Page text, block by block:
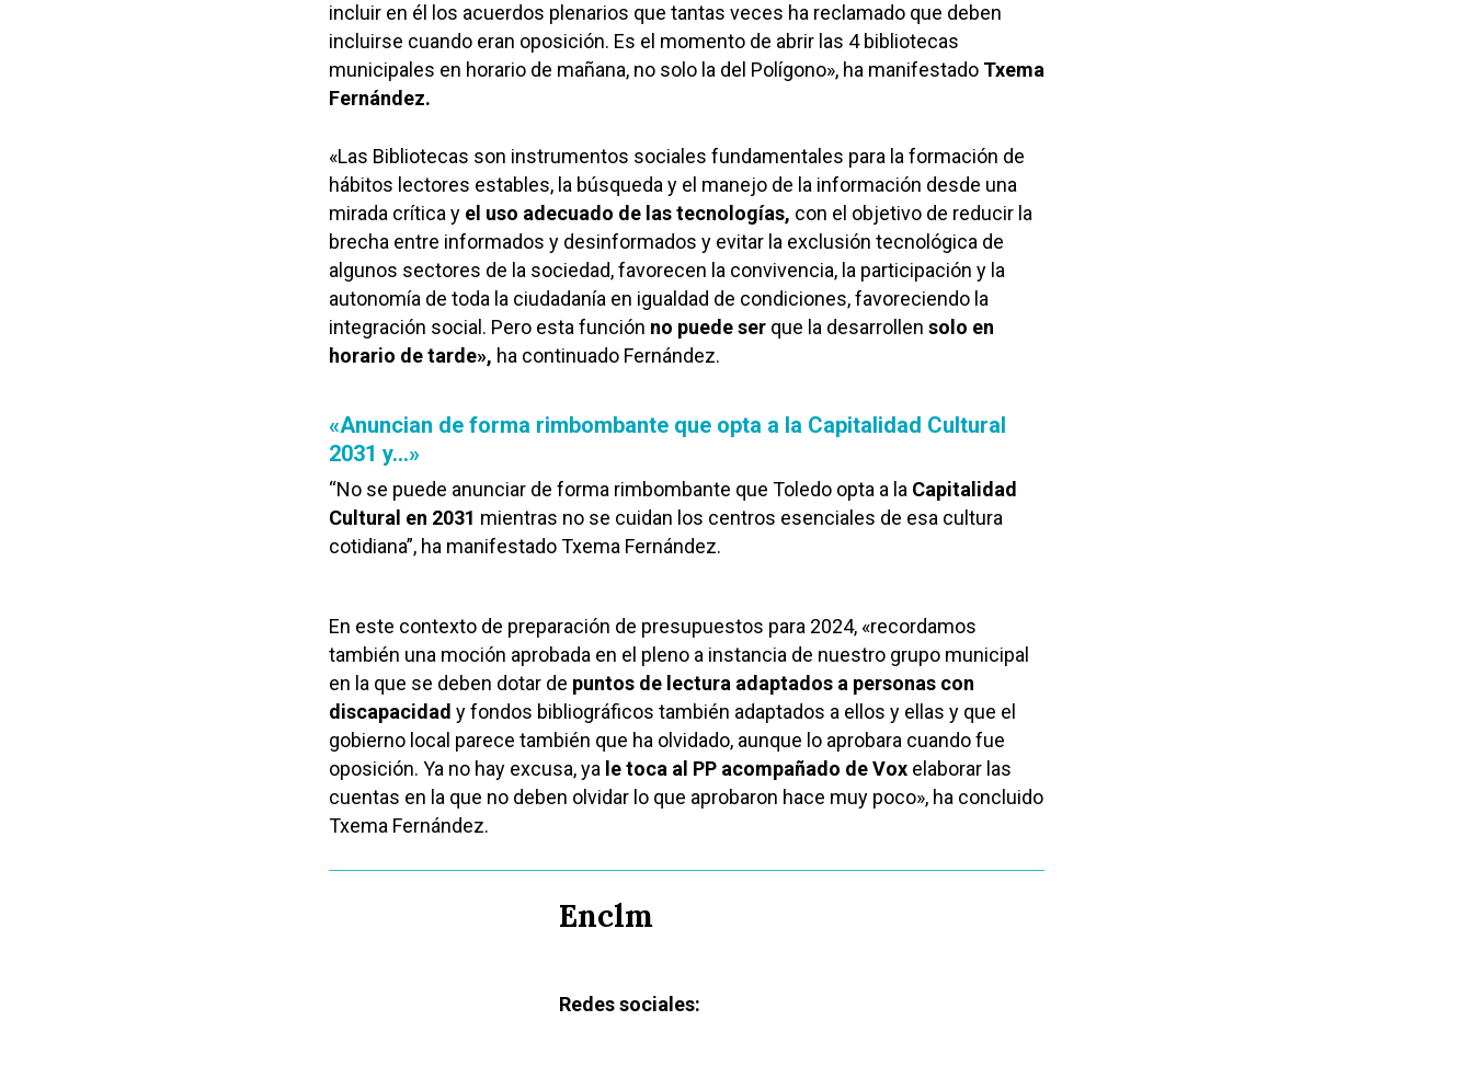
incluir en él los acuerdos plenarios que tantas veces ha reclamado que deben
incluirse cuando eran oposición. Es el momento de abrir las 4 bibliotecas
municipales en horario de mañana, no solo la del Polígono», ha manifestado Txema
Fernández.
«Las Bibliotecas son instrumentos sociales fundamentales para la formación de
hábitos lectores estables, la búsqueda y el manejo de la información desde una
mirada crítica y el uso adecuado de las tecnologías, con el objetivo de reducir la
brecha entre informados y desinformados y evitar la exclusión tecnológica de
algunos sectores de la sociedad, favorecen la convivencia, la participación y la
autonomía de toda la ciudadanía en igualdad de condiciones, favoreciendo la
integración social. Pero esta función no puede ser que la desarrollen solo en
horario de tarde», ha continuado Fernández.
«Anuncian de forma rimbombante que opta a la Capitalidad Cultural
2031 y…»
“No se puede anunciar de forma rimbombante que Toledo opta a la Capitalidad
Cultural en 2031 mientras no se cuidan los centros esenciales de esa cultura
cotidiana”, ha manifestado Txema Fernández.
En este contexto de preparación de presupuestos para 2024, «recordamos
también una moción aprobada en el pleno a instancia de nuestro grupo municipal
en la que se deben dotar de puntos de lectura adaptados a personas con
discapacidad y fondos bibliográficos también adaptados a ellos y ellas y que el
gobierno local parece también que ha olvidado, aunque lo aprobara cuando fue
oposición. Ya no hay excusa, ya le toca al PP acompañado de Vox elaborar las
cuentas en la que no deben olvidar lo que aprobaron hace muy poco», ha concluido
Txema Fernández.
Enclm
Redes sociales: